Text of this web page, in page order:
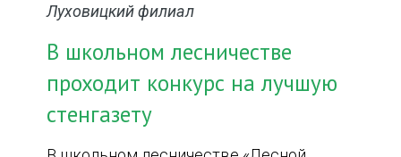
Луховицкий филиал
В школьном лесничестве
проходит конкурс на лучшую
стенгазету